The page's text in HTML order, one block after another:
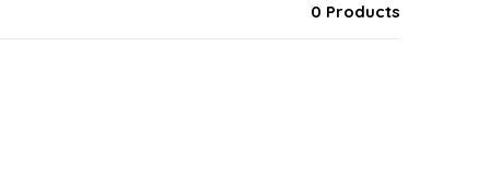
0 Products